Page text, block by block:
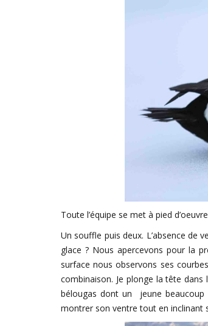
Toute l’équipe se met à pied
Un souffle puis deux. L’absence de
glace ? Nous apercevons pour la
surface nous observons ses
combinaison. Je plonge la tête
bélougas dont un jeune beaucoup
montrer son ventre tout en inclinant